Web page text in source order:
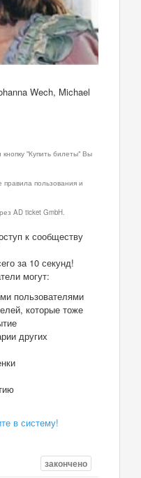
Wech, Michael
"Купить билеты" Вы
правила пользования и
AD ticket GmbH.
к сообществу
за 10 секунд!
могут:
пользователями
которые тоже
других
в систему!
закончено